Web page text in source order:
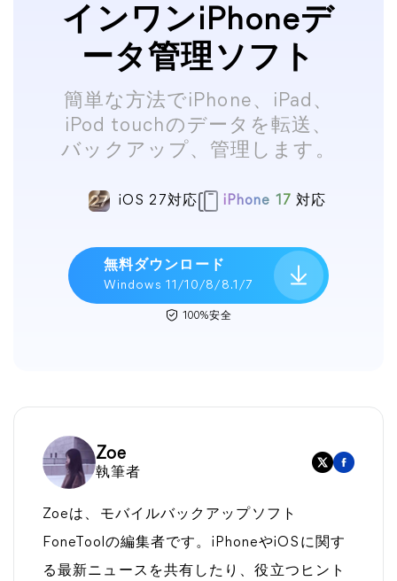
インワンiPhoneデ
ータ管理ソフト
簡単な方法でiPhone、iPad、
iPod touchのデータを転送、
バックアップ、管理します。
iOS 27対応 iPhone 17 対応
無料ダウンロード
Windows 11/10/8/8.1/7
100%安全
Zoe
執筆者
Zoeは、モバイルバックアップソフト
FoneToolの編集者です。iPhoneやiOSに関す
る最新ニュースを共有したり、役立つヒント